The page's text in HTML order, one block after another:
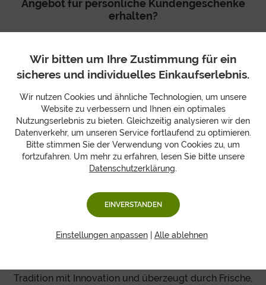
Angebot für persönliche Kundengeschenke
erhalten?
Kontakt aufnehmen – das Team berät Sie persönlich
und erstellt ein passgenaues, unverbindliches Angebot.
Stammkunden und VIPs besonders?
Entdecken Sie die Favoriten, die Freude schenken und
jeden Anlass unvergesslich machen! Besonders gefragt
sind festlich dekorierte Geschenkboxen mit einer
großzügigen Auswahl an Früchten, edlen Leckereien,
Grußkarte. Diese hochwertigen Präsente kommen als
exklusive Geste bei Stammkunden und VIPs bestens an.
Was unterscheidet Hansen Obst von anderen
Anbietern von Firmen-Weihnachtsgeschenken?
Tradition mit Innovation und überzeugt durch Frische,
Wir bitten um Ihre Zustimmung für ein
sicheres und individuelles Einkaufserlebnis.
Wir nutzen Cookies und ähnliche Technologien, um unsere
Website zu verbessern und Ihnen ein optimales
Nutzungserlebnis zu bieten. Gleichzeitig analysieren wir den
Datenverkehr, um unseren Service fortlaufend zu optimieren.
Bitte stimmen Sie der Verwendung von Cookies zu, um
fortzufahren. Um mehr zu erfahren, lesen Sie bitte unsere
Datenschutzerklärung.
EINVERSTANDEN
Einstellungen anpassen| Alle ablehnen